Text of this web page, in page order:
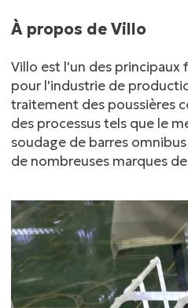
À propos de Villo
Villo est l'un des
pour l'industrie de
traitement des poussières
des processus tels que le
soudage de barres
de nombreuses marques